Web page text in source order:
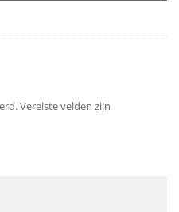
Vereiste velden zijn